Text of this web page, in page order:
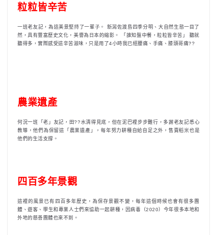
粒粒皆辛苦
一班老友記，為這美景堅持了一輩子。 新潟佐渡島四季分明、大自然生態一目了
然，具有豐富歷史文化，美譽為日本的縮影。 「誰知盤中餐，粒粒皆辛苦」 聽就
聽得多，實際感受這辛苦滋味，只是用了4小時我已經腰痛、手痛、膝頭哥痛??
農業遺產
何況一班「老」友記，田??水清得見底，但在泥巴裡步步難行，多謝老友記悉心
教導，他們為保留這「農業遺產」，每年努力耕種自給自足之外，售賣稻米也是
他們的生活支撐。
四百多年景觀
這裡的風景已有四百多年歷史，為保存景觀不變，每年這個時候也會有很多團
體、遊客、學生和專業人士們來協助一起耕種，因病毒（2020）今年很多本地和
外地的慈善團體也來不到。